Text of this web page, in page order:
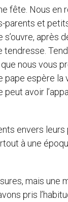
fête. Nous en
parents et
après
tendresse.
nous vous
espère la
avoir
envers
à une
mais une
pris